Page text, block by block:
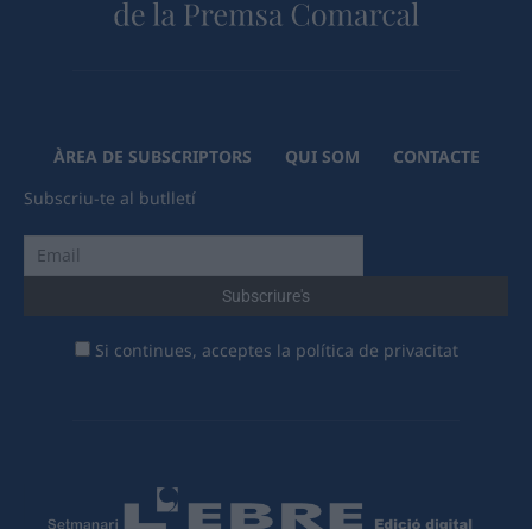
ÀREA DE SUBSCRIPTORS QUI SOM
CONTACTE
Subscriu-te al butlletí
Si continues, acceptes la política de privacitat